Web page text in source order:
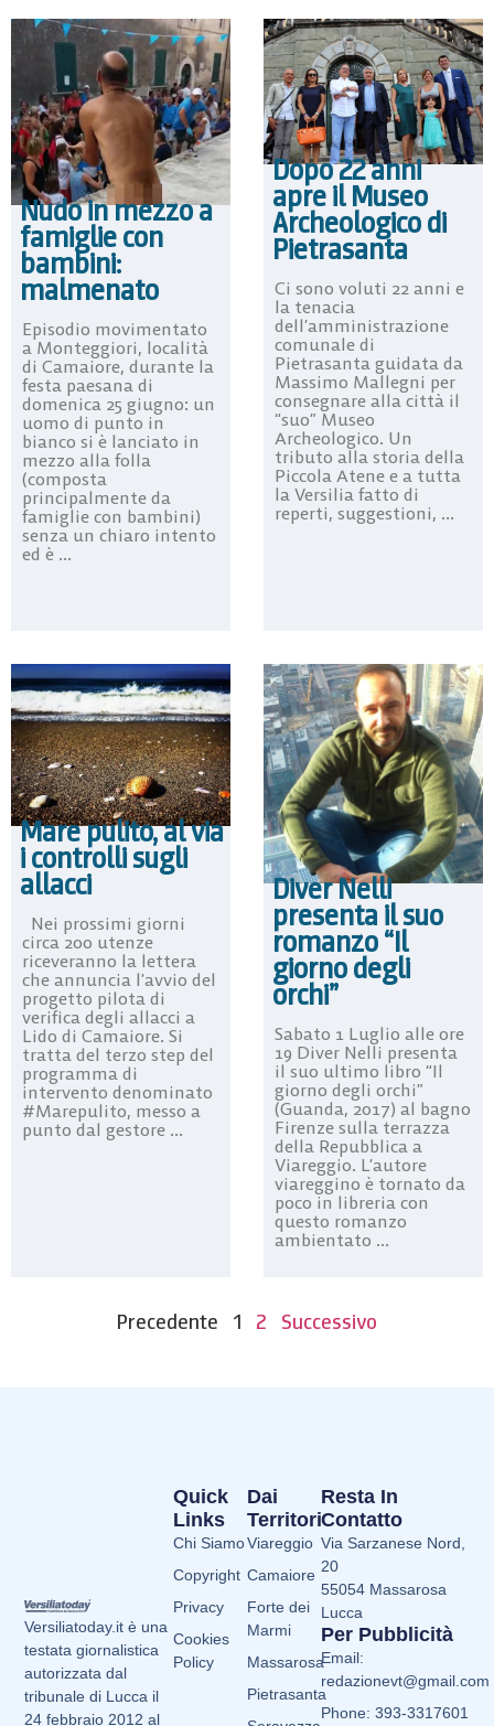
Nudo in mezzo a
famiglie con
bambini:
malmenato
Episodio movimentato
a Monteggiori, località
di Camaiore, durante la
festa paesana di
domenica 25 giugno: un
uomo di punto in
bianco si è lanciato in
mezzo alla folla
(composta
principalmente da
famiglie con bambini)
senza un chiaro intento
ed è ...
Dopo 22 anni
apre il Museo
Archeologico di
Pietrasanta
Ci sono voluti 22 anni e
la tenacia
dell’amministrazione
comunale di
Pietrasanta guidata da
Massimo Mallegni per
consegnare alla città il
“suo” Museo
Archeologico. Un
tributo alla storia della
Piccola Atene e a tutta
la Versilia fatto di
reperti, suggestioni, ...
Mare pulito, al via
i controlli sugli
allacci
Nei prossimi giorni
circa 200 utenze
riceveranno la lettera
che annuncia l’avvio del
progetto pilota di
verifica degli allacci a
Lido di Camaiore. Si
tratta del terzo step del
programma di
intervento denominato
#Marepulito, messo a
punto dal gestore ...
Diver Nelli
presenta il suo
romanzo “Il
giorno degli
orchi”
Sabato 1 Luglio alle ore
19 Diver Nelli presenta
il suo ultimo libro “Il
giorno degli orchi”
(Guanda, 2017) al bagno
Firenze sulla terrazza
della Repubblica a
Viareggio. L’autore
viareggino è tornato da
poco in libreria con
questo romanzo
ambientato ...
Precedente 1 2 Successivo
Versiliatoday.it è una
testata giornalistica
autorizzata dal
tribunale di Lucca il
24 febbraio 2012 al
Dai
Territori
Viareggio
Camaiore
Forte dei
Marmi
Massarosa
Pietrasanta
Quick
Links
Chi Siamo
Copyright
Privacy
Cookies
Policy
Resta In
Contatto
Via Sarzanese Nord,
20
55054 Massarosa
Lucca
Per Pubblicità
Email:
redazionevt@gmail.com
Phone: 393-3317601